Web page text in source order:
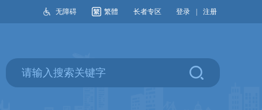
无障碍 繁體 长者专区 登录 注册